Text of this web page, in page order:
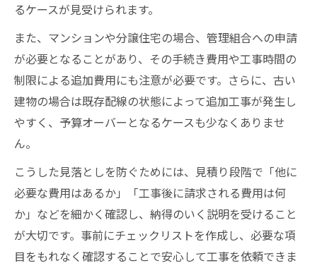
るケースが見受けられます。
また、マンションや分譲住宅の場合、管理組合への申請
が必要となることがあり、その手続き費用や工事時間の
制限による追加費用にも注意が必要です。さらに、古い
建物の場合は既存配線の状態によって追加工事が発生し
やすく、予算オーバーとなるケースも少なくありませ
ん。
こうした見落としを防ぐためには、見積り段階で「他に
必要な費用はあるか」「工事後に請求される費用は何
か」などを細かく確認し、納得のいく説明を受けること
が大切です。事前にチェックリストを作成し、必要な項
目をもれなく確認することで安心して工事を依頼できま